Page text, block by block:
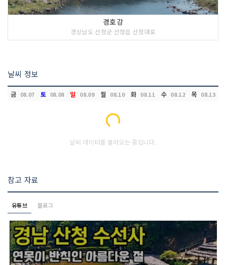
경호강
경상남도 산청군 산청읍 산청대로
날씨 정보
금 08.07 토 08.08 일 08.09 월 08.10 화 08.11 수 08.12 목 08.13
Loading...
날씨 데이터를 불러오는 중입니다.
참고 자료
유튜브 블로그